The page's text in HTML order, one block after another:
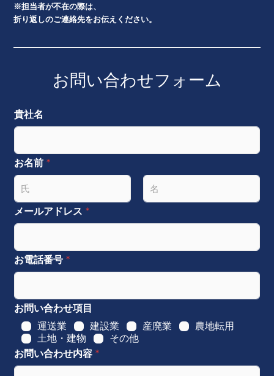
※担当者が不在の際は、
折り返しのご連絡先をお伝えください。
お問い合わせフォーム
貴社名
お名前*
名
メールアドレス*
お電話番号*
お問い合わせ項目
運送業
建設業 産廃業
農地転用
土地・建物
その他
お問い合わせ内容*